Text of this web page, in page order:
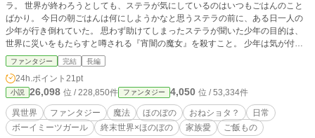
ラ。 世界が終わろうとしても、ステラが気にしているのはいつもごはんのこと
ばかり。 今日の朝ごはんは何にしようかなと思うステラの前に、ある日一人の
少年が行き倒れていた。 思わず助けてしまったステラが聞いた少年の目的は、
世界に災いをもたらすと噂される『宵闇の魔女』を殺すこと。 少年は気が付い
ていないけれど、それって自分のことだと気付いたステラ。 でも彼女は何も気
にしない。気にしているのはただごはん。 怪我が治るまで家にいていいよと告
げるステラ。 そうしてごはんのことしか気にしない魔女と、魔女を殺すために
やってきた少年の奇妙な同居生活が始まっていく。
ファンタジー 完結 長編
24h.ポイント 21pt
小説 26,098 位 / 228,850件 ファンタジー 4,050 位 / 53,334件
異世界 ファンタジー 魔法 ほのぼの おねショタ？
日常
ボーイミーツガール
終末世界×ほのぼの 家族愛 ご飯もの